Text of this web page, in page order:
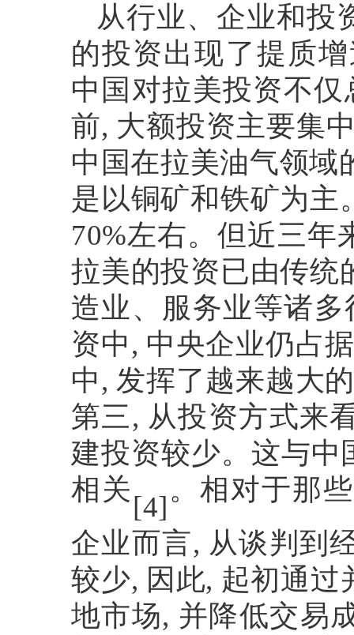
从行业、企业和投
的投资出现了提质
中国对拉美投资不仅
前, 大额投资主要集
中国在拉美油气领域
是以铜矿和铁矿为主
70%左右。但近三年
拉美的投资已由传统
造业、服务业等诸
资中, 中央企业仍占
中,发挥了越来越大
第三, 从投资方式来
建投资较少。这与中
相关
[4]
。相对于那
企业而言, 从谈判到
较少, 因此, 起初通过
地市场, 并降低交易